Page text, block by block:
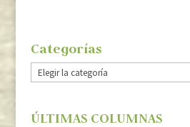
Categorías
Categorías
ÚLTIMAS COLUMNAS